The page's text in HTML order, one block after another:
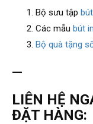
Bộ sưu tập
Các mẫu bút
Bộ quà tặng
—
LIÊN HỆ
ĐẶT HÀNG: